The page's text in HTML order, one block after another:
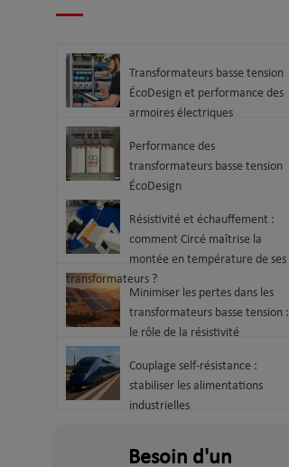
Transformateurs basse tension
ÉcoDesign et performance des
armoires électriques
Performance des
transformateurs basse tension
ÉcoDesign
Résistivité et échauffement :
comment Circé maîtrise la
montée en température de ses
transformateurs ?
Minimiser les pertes dans les
transformateurs basse tension :
le rôle de la résistivité
Couplage self-résistance :
stabiliser les alimentations
industrielles
Besoin d'un